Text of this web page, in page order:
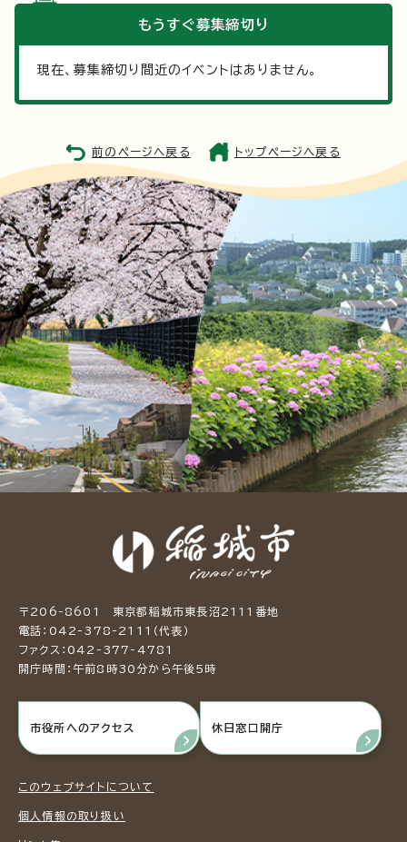
もうすぐ募集締切り
現在、募集締切り間近のイベントはありません。
前のページへ戻る トップページへ戻る
〒206-8601 東京都稲城市東長沼2111番地
電話：042-378-2111（代表）
ファクス：042-377-4781
開庁時間：午前8時30分から午後5時
市役所へのアクセス 休日窓口開庁
このウェブサイトについて
個人情報の取り扱い